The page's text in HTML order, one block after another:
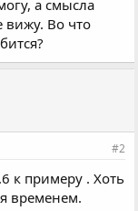
а смысла
вижу. Во что
#2
к примеру . Хоть
временем.